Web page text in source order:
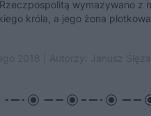
wymazywano z
króla, a jego żona